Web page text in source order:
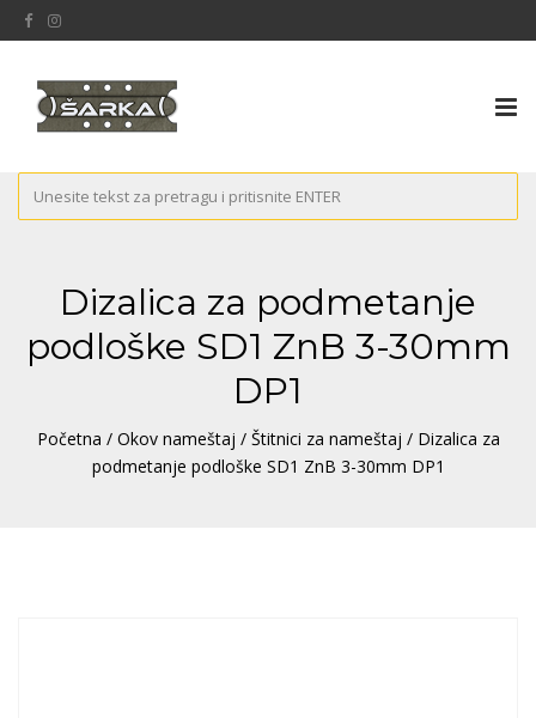
Dizalica za podmetanje
podloške SD1 ZnB 3-30mm
DP1
Početna / Okov nameštaj / Štitnici za nameštaj / Dizalica za
podmetanje podloške SD1 ZnB 3-30mm DP1